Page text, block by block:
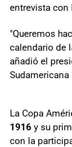
entrevista con
"Queremos
calendario de
añadió el
La Copa
1916 y su
con la